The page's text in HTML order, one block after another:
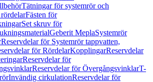
Tätningar för systemrör och
Fästen för
Set skruv för
Geberit MeplaSystemrör
Reservdelar för Systemrör tappvatten,
för RördelarKopplingarReservdelar
Reservdelar för
Reservdelar för ÖvergångsvinklarT-
Invändig cirkulationReservdelar för